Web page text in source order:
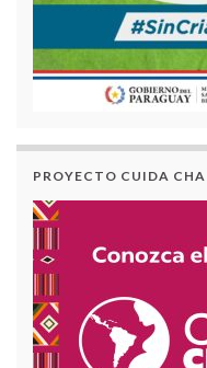
PROYECTO CUIDA